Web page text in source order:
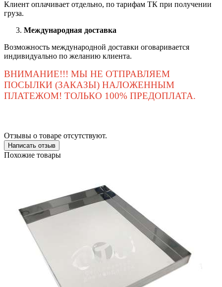
Клиент оплачивает отдельно, по тарифам ТК при получении
груза.
Международная доставка
Возможность международной доставки оговаривается
индивидуально по желанию клиента.
ВНИМАНИЕ!!! МЫ НЕ ОТПРАВЛЯЕМ
ПОСЫЛКИ (ЗАКАЗЫ) НАЛОЖЕННЫМ
ПЛАТЕЖОМ! ТОЛЬКО 100% ПРЕДОПЛАТА.
Отзывы о товаре отсутствуют.
Написать отзыв
Похожие товары